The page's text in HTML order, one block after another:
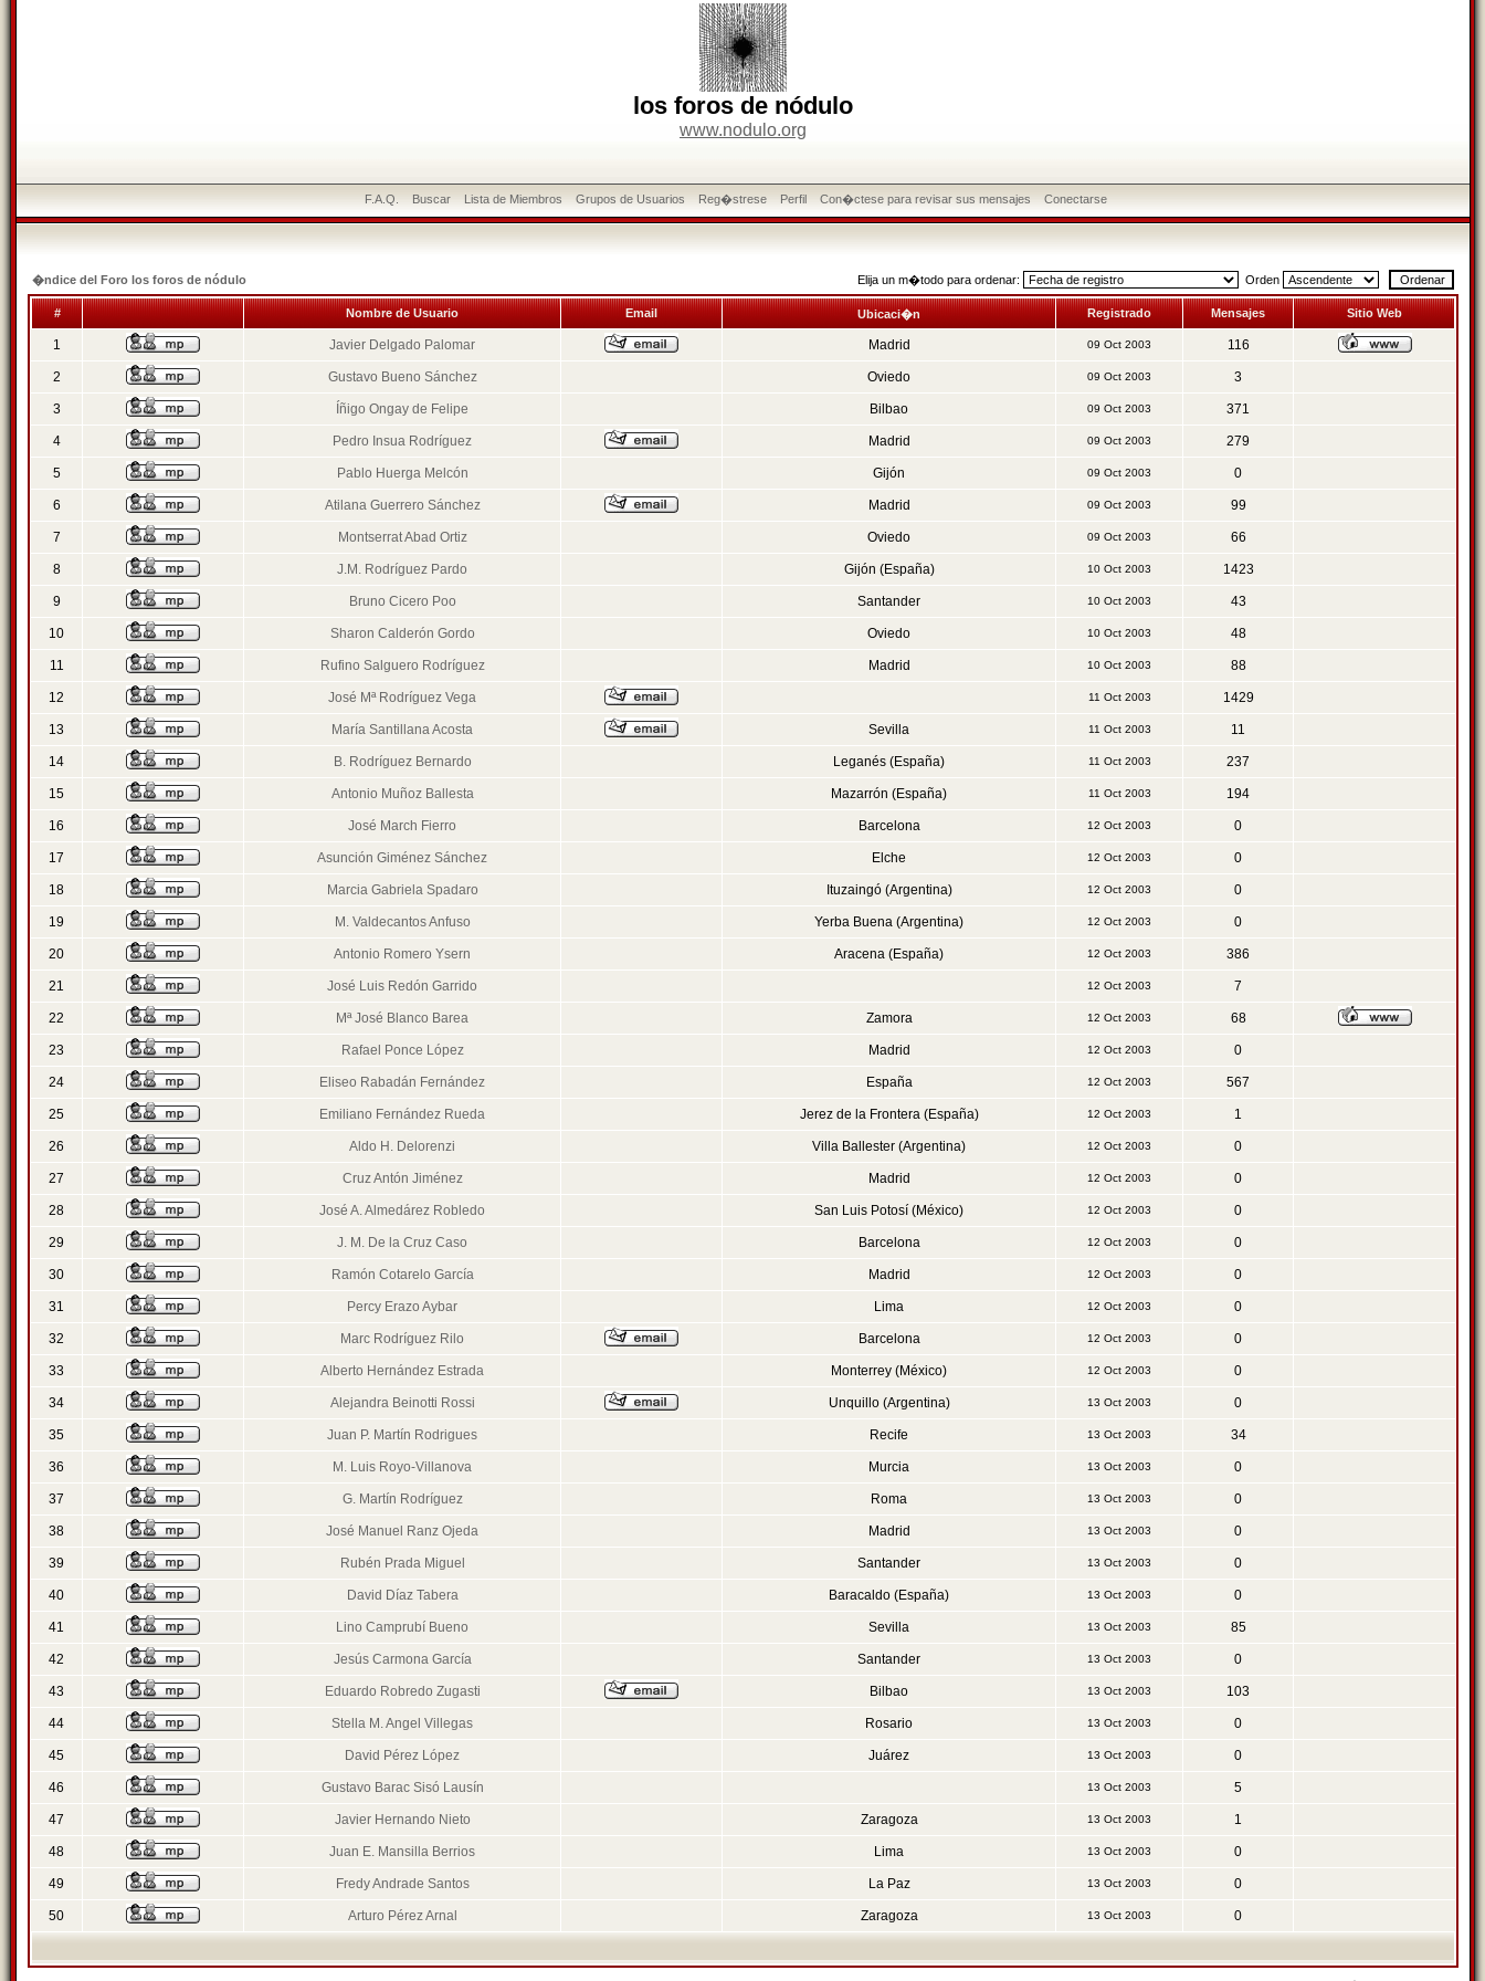
los foros de nódulo
www.nodulo.org
F.A.Q. Buscar Lista de Miembros Grupos de Usuarios Reg�strese Perfil Con�ctese para revisar sus mensajes Conectarse
�ndice del Foro los foros de nódulo Elija un m�todo para ordenar: Orden
# Nombre de Usuario Email Ubicaci�n Registrado Mensajes Sitio Web
1 Javier Delgado Palomar Madrid 09 Oct 2003 116
2 Gustavo Bueno Sánchez Oviedo 09 Oct 2003 3
3 Íñigo Ongay de Felipe Bilbao 09 Oct 2003 371
4 Pedro Insua Rodríguez Madrid 09 Oct 2003 279
5 Pablo Huerga Melcón Gijón 09 Oct 2003 0
6 Atilana Guerrero Sánchez Madrid 09 Oct 2003 99
7 Montserrat Abad Ortiz Oviedo 09 Oct 2003 66
8 J.M. Rodríguez Pardo Gijón (España) 10 Oct 2003 1423
9 Bruno Cicero Poo Santander 10 Oct 2003 43
10 Sharon Calderón Gordo Oviedo 10 Oct 2003 48
11 Rufino Salguero Rodríguez Madrid 10 Oct 2003 88
12 José Mª Rodríguez Vega 11 Oct 2003 1429
13 María Santillana Acosta Sevilla 11 Oct 2003 11
14 B. Rodríguez Bernardo Leganés (España) 11 Oct 2003 237
15 Antonio Muñoz Ballesta Mazarrón (España) 11 Oct 2003 194
16 José March Fierro Barcelona 12 Oct 2003 0
17 Asunción Giménez Sánchez Elche 12 Oct 2003 0
18 Marcia Gabriela Spadaro Ituzaingó (Argentina) 12 Oct 2003 0
19 M. Valdecantos Anfuso Yerba Buena (Argentina) 12 Oct 2003 0
20 Antonio Romero Ysern Aracena (España) 12 Oct 2003 386
21 José Luis Redón Garrido 12 Oct 2003 7
22 Mª José Blanco Barea Zamora 12 Oct 2003 68
23 Rafael Ponce López Madrid 12 Oct 2003 0
24 Eliseo Rabadán Fernández España 12 Oct 2003 567
25 Emiliano Fernández Rueda Jerez de la Frontera (España) 12 Oct 2003 1
26 Aldo H. Delorenzi Villa Ballester (Argentina) 12 Oct 2003 0
27 Cruz Antón Jiménez Madrid 12 Oct 2003 0
28 José A. Almedárez Robledo San Luis Potosí (México) 12 Oct 2003 0
29 J. M. De la Cruz Caso Barcelona 12 Oct 2003 0
30 Ramón Cotarelo García Madrid 12 Oct 2003 0
31 Percy Erazo Aybar Lima 12 Oct 2003 0
32 Marc Rodríguez Rilo Barcelona 12 Oct 2003 0
33 Alberto Hernández Estrada Monterrey (México) 12 Oct 2003 0
34 Alejandra Beinotti Rossi Unquillo (Argentina) 13 Oct 2003 0
35 Juan P. Martín Rodrigues Recife 13 Oct 2003 34
36 M. Luis Royo-Villanova Murcia 13 Oct 2003 0
37 G. Martín Rodríguez Roma 13 Oct 2003 0
38 José Manuel Ranz Ojeda Madrid 13 Oct 2003 0
39 Rubén Prada Miguel Santander 13 Oct 2003 0
40 David Díaz Tabera Baracaldo (España) 13 Oct 2003 0
41 Lino Camprubí Bueno Sevilla 13 Oct 2003 85
42 Jesús Carmona García Santander 13 Oct 2003 0
43 Eduardo Robredo Zugasti Bilbao 13 Oct 2003 103
44 Stella M. Angel Villegas Rosario 13 Oct 2003 0
45 David Pérez López Juárez 13 Oct 2003 0
46 Gustavo Barac Sisó Lausín 13 Oct 2003 5
47 Javier Hernando Nieto Zaragoza 13 Oct 2003 1
48 Juan E. Mansilla Berrios Lima 13 Oct 2003 0
49 Fredy Andrade Santos La Paz 13 Oct 2003 0
50 Arturo Pérez Arnal Zaragoza 13 Oct 2003 0